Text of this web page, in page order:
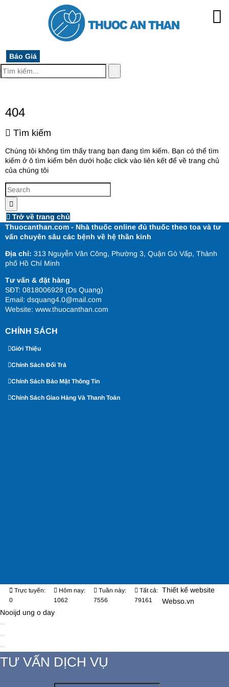
Báo Giá
404
Tìm kiếm
Chúng tôi không tìm thấy trang bạn đang tìm kiếm. Bạn có thể tìm
kiếm ở ô tìm kiếm bên dưới hoặc click vào liên kết để về trang chủ
của chúng tôi
Trở về trang chủ
Thuocanthan.com - Nhà thuốc online đủ thuốc theo toa và tư
vấn chuyên sâu các bệnh về hệ thần kinh
Địa chỉ: 313 Nguyễn Văn Công, Phường 3, Quận Gò Vấp, Thành
phố Hồ Chí Minh
Tư vấn & đặt hàng
SĐT: 0818006928 (Ds Quang)
Email: dsquang4.0@mail.com
Website: www.thuocanthan.com
CHÍNH SÁCH
Giới Thiệu
Chính Sách Đổi Trả
Chính Sách Bảo Mật Thông Tin
Chính Sách Giao Hàng Và Thanh Toán
Trực tuyến:
0
Hôm nay:
1062
Tuần này:
7556
Tất cả:
79161
Thiết kế website
Webso.vn
Nooijd ung o day
TƯ VẤN DỊCH VỤ